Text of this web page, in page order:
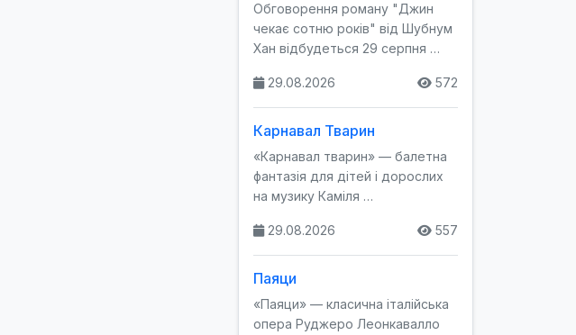
Обговорення роману "Джин
чекає сотню років" від Шубнум
Хан відбудеться 29 серпня …
29.08.2026 572
Карнавал Тварин
«Карнавал тварин» — балетна
фантазія для дітей і дорослих
на музику Каміля …
29.08.2026 557
Паяци
«Паяци» — класична італійська
опера Руджеро Леонкавалло